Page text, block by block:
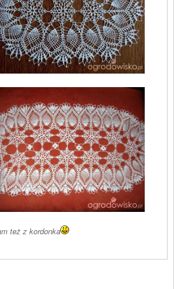
też z kordonka